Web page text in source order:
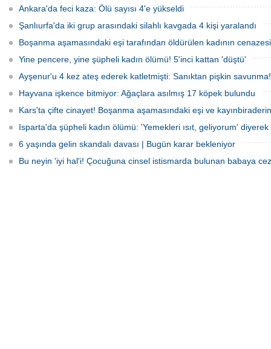
sürücü hayatını kaybetti.
Ankara'da feci kaza: Ölü sayısı 4'e yükseldi
Şanlıurfa'da iki grup arasındaki silahlı kavgada 4 kişi yaralandı
Boşanma aşamasındaki eşi tarafından öldürülen kadının
Yine pencere, yine şüpheli kadın ölümü! 5'inci kattan 'düştü'
Ayşenur'u 4 kez ateş ederek katletmişti: Sanıktan pişkin savunma!
Hayvana işkence bitmiyor: Ağaçlara asılmış 17 köpek bulundu
Kars'ta çifte cinayet! Boşanma aşamasındaki eşi ve
Isparta'da şüpheli kadın ölümü: 'Yemekleri ısıt, geliyorum' diyerek
6 yaşında gelin skandalı davası | Bugün karar bekleniyor
Bu neyin 'iyi hal'i! Çocuğuna cinsel istismarda bulunan babaya